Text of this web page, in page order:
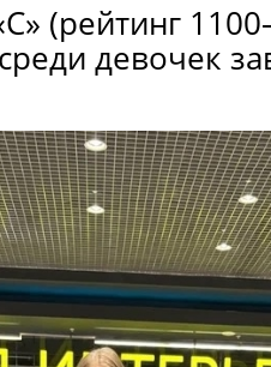
(рейтинг
девочек